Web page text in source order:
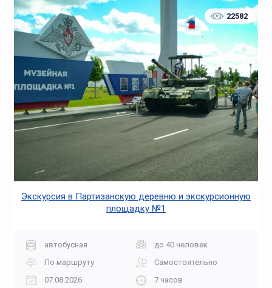
22582
Экскурсия в Партизанскую деревню и экскурсионную
площадку №1
автобусная
до 40 человек
По маршруту
Самостоятельно
07.08.2026
7 часов